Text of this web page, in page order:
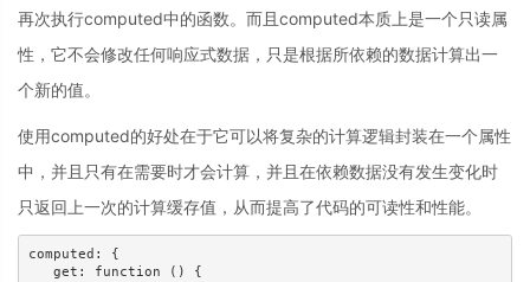
再次执行computed中的函数。而且computed本质上是一个只读属
性，它不会修改任何响应式数据，只是根据所依赖的数据计算出一
个新的值。
使用computed的好处在于它可以将复杂的计算逻辑封装在一个属性
中，并且只有在需要时才会计算，并且在依赖数据没有发生变化时
只返回上一次的计算缓存值，从而提高了代码的可读性和性能。
computed: {
   get: function () {